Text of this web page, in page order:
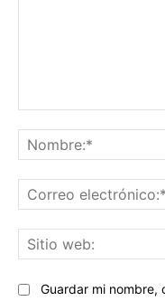
Guardar mi nombre,